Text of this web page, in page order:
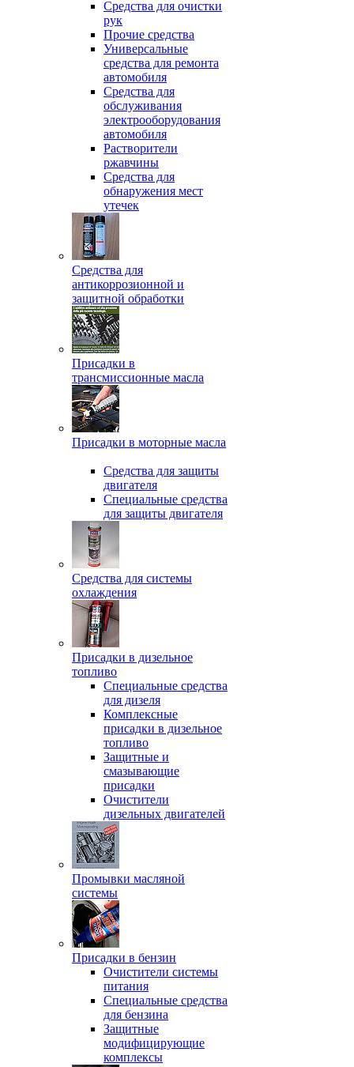
Средства для очистки
рук
Прочие средства
Универсальные
средства для ремонта
автомобиля
Средства для
обслуживания
электрооборудования
автомобиля
Растворители
ржавчины
Средства для
обнаружения мест
утечек
Средства для
антикоррозионной и
защитной обработки
Присадки в
трансмиссионные масла
Присадки в моторные масла
Средства для защиты
двигателя
Специальныe средства
для защиты двигателя
Средства для системы
охлаждения
Присадки в дизельное
топливо
Спeциальные средства
для дизеля
Комплексные
присадки в дизельное
топливо
Защитные и
смазывающие
присадки
Очистители
дизельных двигателей
Промывки масляной
системы
Присадки в бензин
Очистители системы
питания
Специальные срeдства
для бензина
Защитные
модифицирующие
комплексы